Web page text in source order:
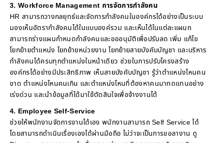
3. Workforce Management การจัดการกำลังคน
HR สามารถวางกลยุทธ์และจัดการกำลังคนในองค์กรได้อย่างเป็นระบบ
มองเห็นอัตรากำลังคนได้ในแบบองค์รวม และเห็นได้ในแต่ละแผนก
สามารถร่างแผนกำหนดกำลังคนและขออนุมัติเพื่อปรับลด เพิ่ม แก้ไข
โยกย้ายตำแหน่ง โยกย้ายหน่วยงาน โยกย้ายสายบังคับบัญชา และบริหาร
กำลังคนได้ครบทุกตำแหน่งในหน้าเดียว ช่วยในการปรับโครงสร้าง
องค์กรได้อย่างมีประสิทธิภาพ เห็นสายบังคับบัญชา รู้ว่าตำแหน่งไหนคน
ขาด ตำแหน่งไหนคนเกิน และตำแหน่งไหนที่ต้องหาคนมาทดแทนอย่าง
เร่งด่วน และนำข้อมูลที่ได้มาใช้ตัดสินใจเพื่อจ้างงานได้
4. Employee Self-Service
ช่วยให้พนักงานจัดการงานได้เอง พนักงานสามารถ Self Service ได้
โดยสามารถดำเนินเรื่องเองได้ผ่านมือถือ ไม่ว่าจะเป็นการขอลางาน ดู